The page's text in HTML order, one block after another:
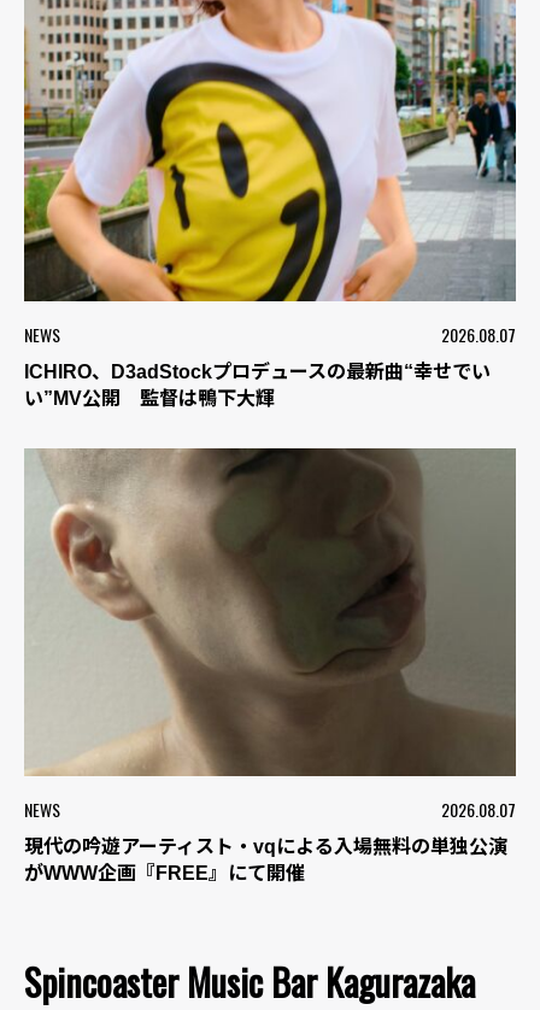
NEWS 2026.08.07
ICHIRO、D3adStockプロデュースの最新曲“幸せでい
い”MV公開 監督は鴨下大輝
NEWS 2026.08.07
現代の吟遊アーティスト・vqによる入場無料の単独公演
がWWW企画『FREE』にて開催
Spincoaster Music Bar Kagurazaka